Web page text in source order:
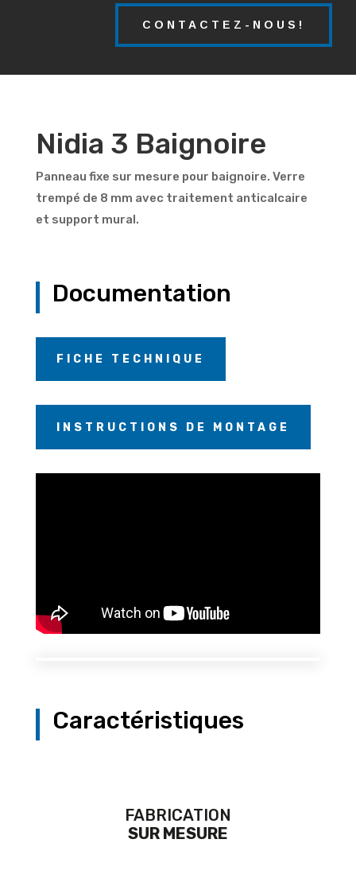
CONTACTEZ-NOUS!
Nidia 3 Baignoire
Panneau fixe sur mesure pour baignoire. Verre
trempé de 8 mm avec traitement anticalcaire
et support mural.
Documentation
FICHE TECHNIQUE
INSTRUCTIONS DE MONTAGE
Caractéristiques
FABRICATION
SUR MESURE